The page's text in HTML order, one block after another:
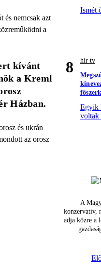
és nemcsak azt
a
kívánt
a Kreml
Házban.
és ukrán
az orosz
Ismét
8
hír tv
Egyik
voltak
A
konzervatív,
adja közre a